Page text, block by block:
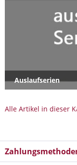
Auslaufserien
Alle Artikel in dieser